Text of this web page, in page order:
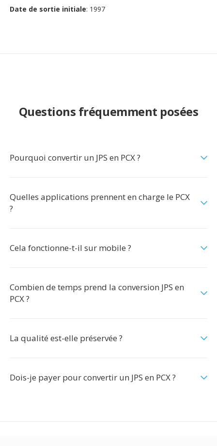
Date de sortie initiale: 1997
Questions fréquemment posées
Pourquoi convertir un JPS en PCX ?
Quelles applications prennent en charge le PCX
?
Cela fonctionne-t-il sur mobile ?
Combien de temps prend la conversion JPS en
PCX ?
La qualité est-elle préservée ?
Dois-je payer pour convertir un JPS en PCX ?